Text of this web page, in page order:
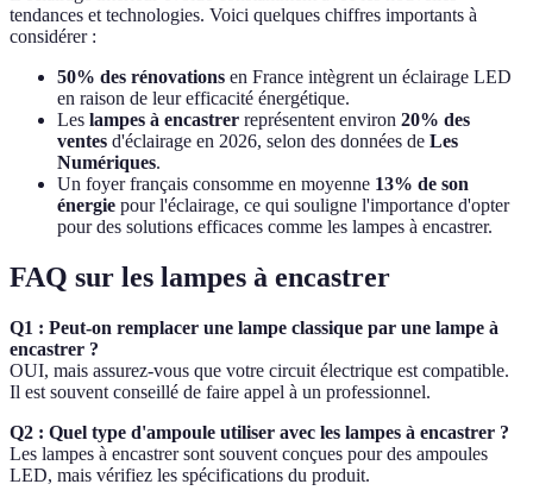
tendances et technologies. Voici quelques chiffres importants à
considérer :
50% des rénovations en France intègrent un éclairage LED
en raison de leur efficacité énergétique.
Les lampes à encastrer représentent environ 20% des
ventes d'éclairage en 2026, selon des données de Les
Numériques.
Un foyer français consomme en moyenne 13% de son
énergie pour l'éclairage, ce qui souligne l'importance d'opter
pour des solutions efficaces comme les lampes à encastrer.
FAQ sur les lampes à encastrer
Q1 : Peut-on remplacer une lampe classique par une lampe à
encastrer ?
OUI, mais assurez-vous que votre circuit électrique est compatible.
Il est souvent conseillé de faire appel à un professionnel.
Q2 : Quel type d'ampoule utiliser avec les lampes à encastrer ?
Les lampes à encastrer sont souvent conçues pour des ampoules
LED, mais vérifiez les spécifications du produit.